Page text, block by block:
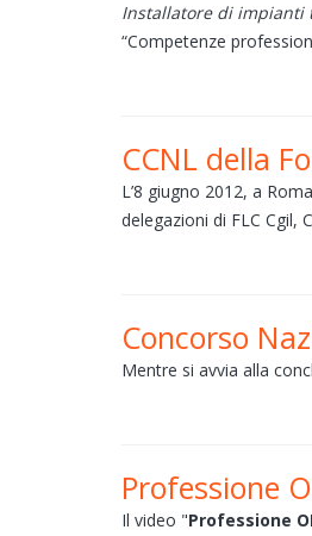
Installatore di impianti
“Competenze
CCNL della
L’8 giugno 2012, a
delegazioni di FLC Cgil,
Concorso
Mentre si avvia alla
Professione
Il video "Professione